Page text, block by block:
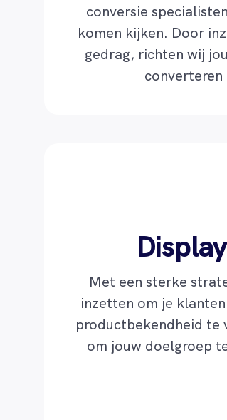
conversie
komen kijken. Door
gedrag, richten wij
Met een sterke
inzetten om je
productbekendheid te
om jouw doelgroep